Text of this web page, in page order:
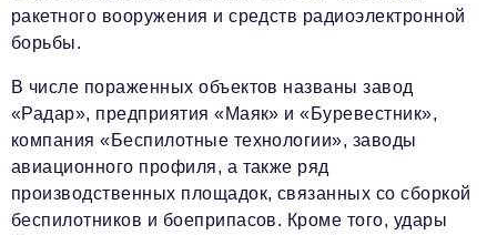
ракетного вооружения и средств радиоэлектронной
борьбы.
В числе пораженных объектов названы завод
«Радар», предприятия «Маяк» и «Буревестник»,
компания «Беспилотные технологии», заводы
авиационного профиля, а также ряд
производственных площадок, связанных со сборкой
беспилотников и боеприпасов. Кроме того, удары